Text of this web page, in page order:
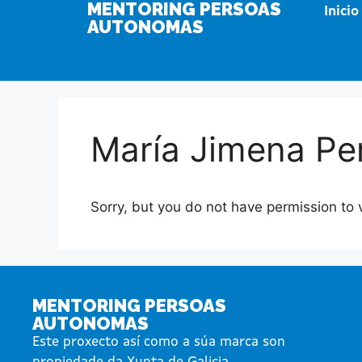
MENTORING PERSOAS
AUTONOMAS
Inicio
María Jimena
Sorry, but you do not have permission to
MENTORING PERSOAS
AUTONOMAS
Este proxecto así como a súa marca son